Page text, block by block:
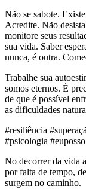
Não se sabote.
Acredite. Não desista
monitore seus
sua vida. Saber
nunca, é outra.
Trabalhe sua
somos eternos. É
de que é possível
as dificuldades
#resiliência
#psicologia #euposso
No decorrer da vida
por falta de tempo,
surgem no caminho.